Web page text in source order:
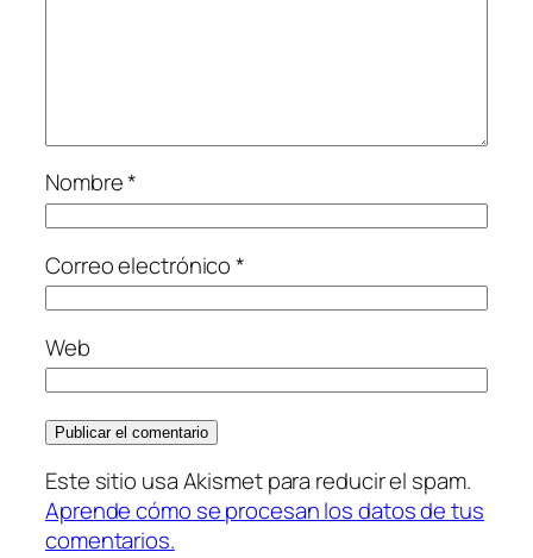
Nombre*
Correo electrónico*
Web
Este sitio usa Akismet para reducir el spam.
Aprende cómo se procesan los datos de tus
comentarios.